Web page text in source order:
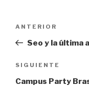
entradas
Entrada
anterior:
ANTERIOR
Seo y la última
Siguiente
entrada
SIGUIENTE
Campus Party